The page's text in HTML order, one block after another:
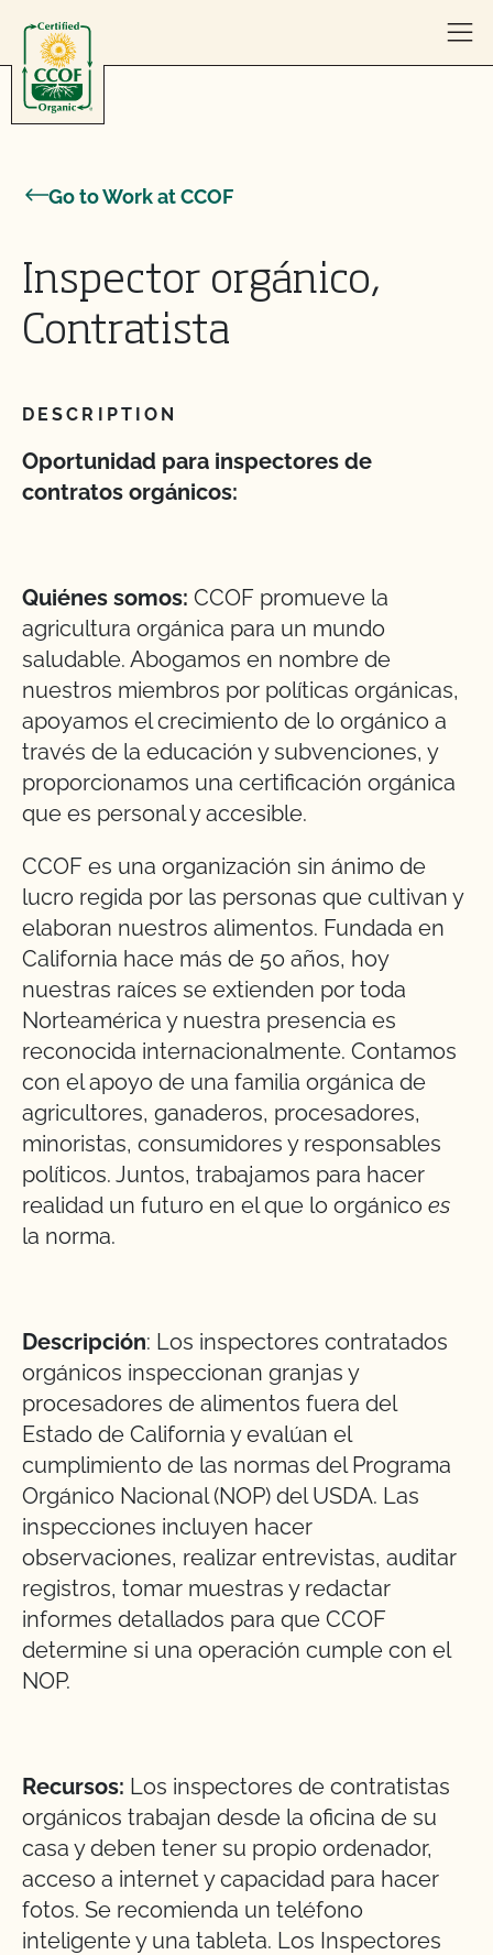
Go to Work at CCOF
Inspector orgánico,
Contratista
DESCRIPTION
Oportunidad para inspectores de
contratos orgánicos:
Quiénes somos: CCOF promueve la
agricultura orgánica para un mundo
saludable. Abogamos en nombre de
nuestros miembros por políticas orgánicas,
apoyamos el crecimiento de lo orgánico a
través de la educación y subvenciones, y
proporcionamos una certificación orgánica
que es personal y accesible.
CCOF es una organización sin ánimo de
lucro regida por las personas que cultivan y
elaboran nuestros alimentos. Fundada en
California hace más de 50 años, hoy
nuestras raíces se extienden por toda
Norteamérica y nuestra presencia es
reconocida internacionalmente. Contamos
con el apoyo de una familia orgánica de
agricultores, ganaderos, procesadores,
minoristas, consumidores y responsables
políticos. Juntos, trabajamos para hacer
realidad un futuro en el que lo orgánico es
la norma.
Descripción: Los inspectores contratados
orgánicos inspeccionan granjas y
procesadores de alimentos fuera del
Estado de California y evalúan el
cumplimiento de las normas del Programa
Orgánico Nacional (NOP) del USDA. Las
inspecciones incluyen hacer
observaciones, realizar entrevistas, auditar
registros, tomar muestras y redactar
informes detallados para que CCOF
determine si una operación cumple con el
NOP.
Recursos: Los inspectores de contratistas
orgánicos trabajan desde la oficina de su
casa y deben tener su propio ordenador,
acceso a internet y capacidad para hacer
fotos. Se recomienda un teléfono
inteligente y una tableta. Los Inspectores